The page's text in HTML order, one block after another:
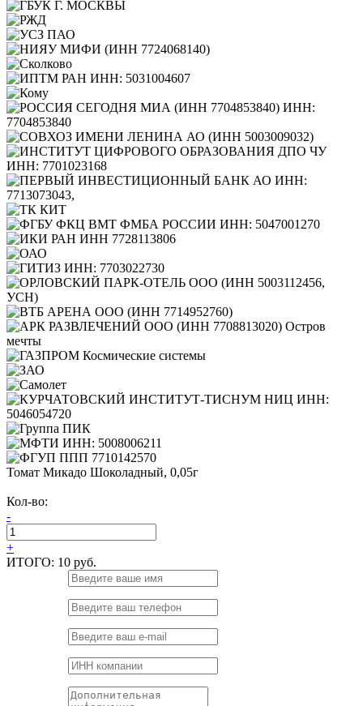
Томат Микадо Шоколадный, 0,05г
Кол-во:
-
+
ИТОГО: 10 руб.